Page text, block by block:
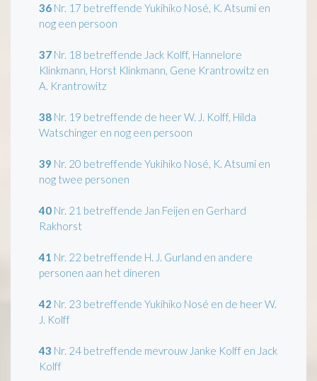
36 Nr. 17 betreffende Yukihiko Nosé, K. Atsumi en
nog een persoon
37 Nr. 18 betreffende Jack Kolff, Hannelore
Klinkmann, Horst Klinkmann, Gene Krantrowitz en
A. Krantrowitz
38 Nr. 19 betreffende de heer W. J. Kolff, Hilda
Watschinger en nog een persoon
39 Nr. 20 betreffende Yukihiko Nosé, K. Atsumi en
nog twee personen
40 Nr. 21 betreffende Jan Feijen en Gerhard
Rakhorst
41 Nr. 22 betreffende H. J. Gurland en andere
personen aan het dineren
42 Nr. 23 betreffende Yukihiko Nosé en de heer W.
J. Kolff
43 Nr. 24 betreffende mevrouw Janke Kolff en Jack
Kolff